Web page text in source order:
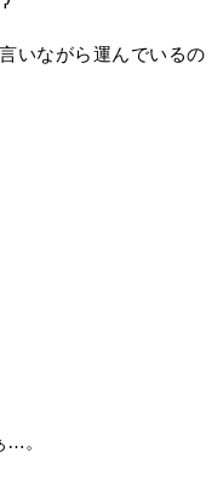
いながら運んでいるの
…。